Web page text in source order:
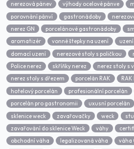
nerezová pánev
výhody ocelové pánve
porovnání pánví
gastronádoby
nerez GN
porcelánové gastronádoby
aromatizér
vonné štepky na uzení
domací uzení
nerezové stoly s poličkou
Police nerez
skříňky nerez
nerez stoly s
nerez stoly s dřezem
porcelán RAK
hotelový porcelán
profesionální porcelán
porcelán pro gastronomii
uxusní porcelán
sklenice weck
zavařovačky weck
zavařování do sklenice Weck
váhy
obchodní váha
legalizovaná váha váha